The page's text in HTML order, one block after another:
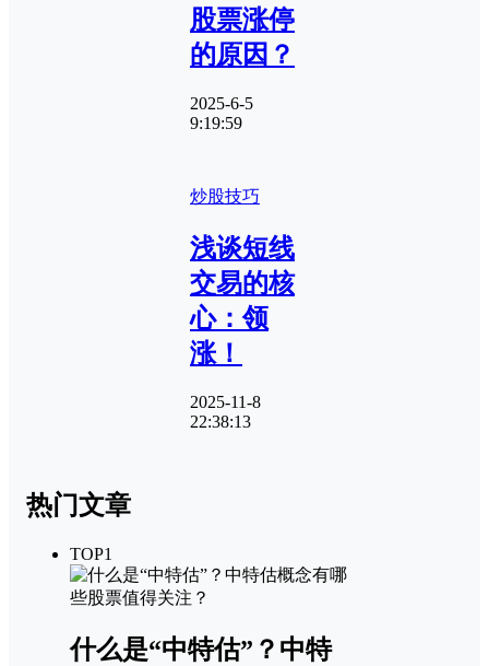
股票涨停
的原因？
2025-6-5
9:19:59
炒股技巧
浅谈短线
交易的核
心：领
涨！
2025-11-8
22:38:13
热门文章
TOP1
什么是“中特估”？中特